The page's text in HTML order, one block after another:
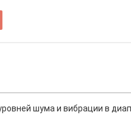
шума и вибрации в